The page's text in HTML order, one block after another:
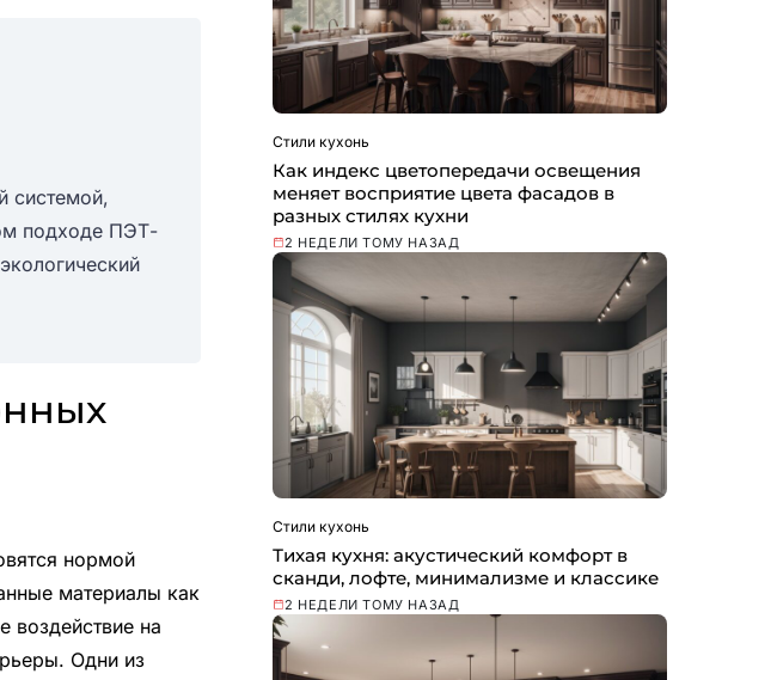
системой,
подходе ПЭТ-
нормой
материалы как
воздействие на
Одни из
Стили кухонь
Как индекс цветопередачи освещения
меняет восприятие цвета фасадов в
разных стилях кухни
2 НЕДЕЛИ ТОМУ НАЗАД
Стили кухонь
Тихая кухня: акустический комфорт в
сканди, лофте, минимализме и классике
2 НЕДЕЛИ ТОМУ НАЗАД